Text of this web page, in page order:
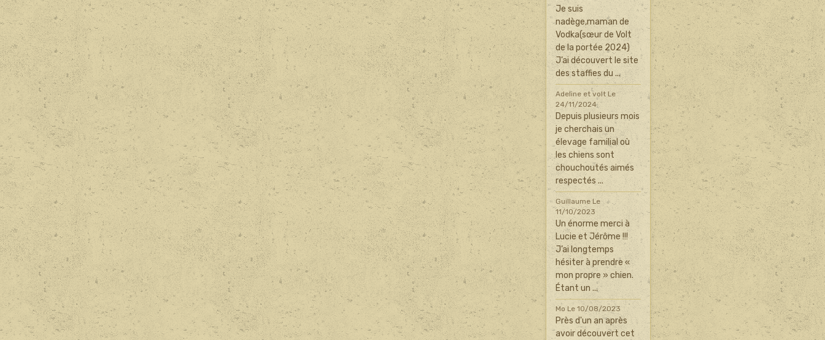
Je suis
nadège,maman de
Vodka(sœur de Volt
de la portée 2024)
J’ai découvert le site
des staffies du ...
Adeline et volt Le
24/11/2024
Depuis plusieurs mois
je cherchais un
élevage familial où
les chiens sont
chouchoutés aimés
respectés ...
Guillaume Le
11/10/2023
Un énorme merci à
Lucie et Jérôme !!!
J’ai longtemps
hésiter à prendre «
mon propre » chien.
Étant un ...
Mo Le 10/08/2023
Près d'un an après
avoir découvert cet